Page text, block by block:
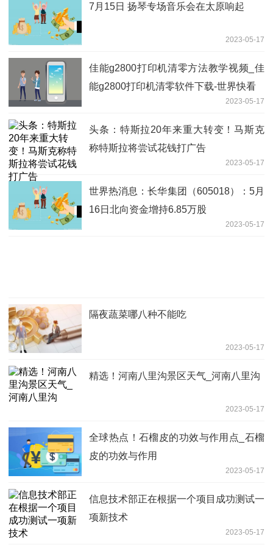
7月15日 扬琴专场音乐会在太原响起
2023-05-17
佳能g2800打印机清零方法教学视频_佳
能g2800打印机清零软件下载-世界快看
2023-05-17
头条：特斯拉20年来重大转变！马斯克
称特斯拉将尝试花钱打广告
2023-05-17
世界热消息：长华集团（605018）：5月
16日北向资金增持6.85万股
2023-05-17
隔夜蔬菜哪八种不能吃
2023-05-17
精选！河南八里沟景区天气_河南八里沟
2023-05-17
全球热点！石榴皮的功效与作用点_石榴
皮的功效与作用
2023-05-17
信息技术部正在根据一个项目成功测试一
项新技术
2023-05-17